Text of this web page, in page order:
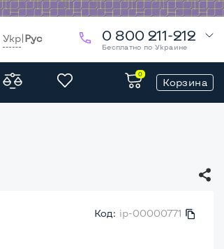
Укр|Рус 0 800 211-212
Бесплатно по Украине
0
Корзина
Код: ip-00000771